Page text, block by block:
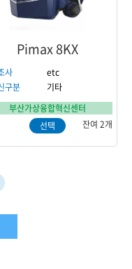
Pimax 8KX
사
etc
구분
기타
부산가상융합혁신센터
선택
잔여 2개